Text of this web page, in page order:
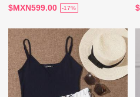
$MXN599.00 -17%